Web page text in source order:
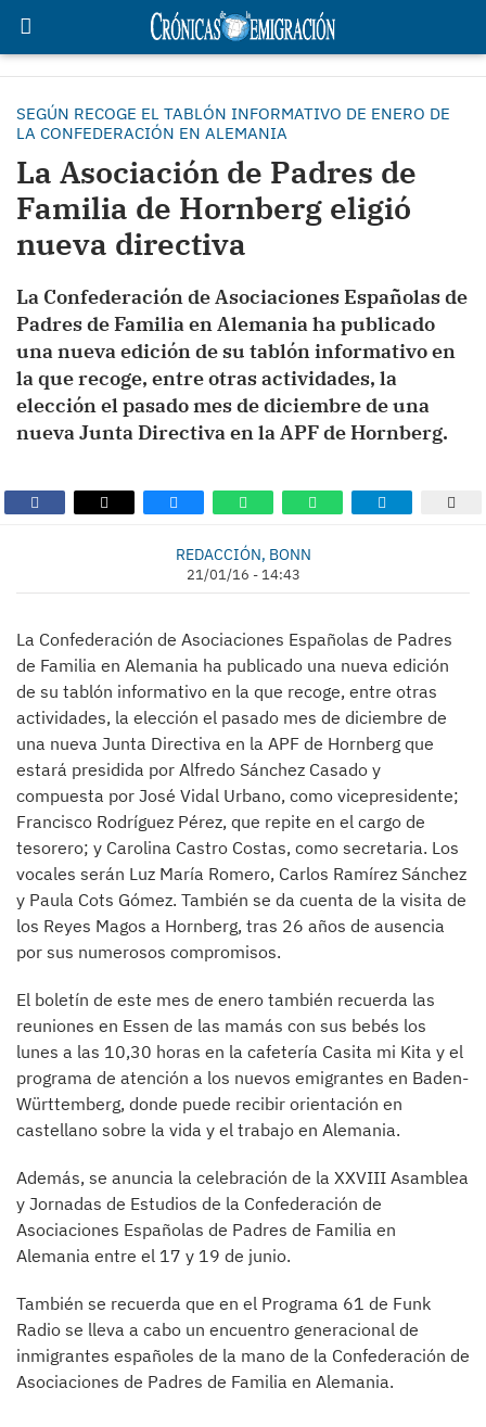
SEGÚN RECOGE EL TABLÓN INFORMATIVO DE ENERO DE
LA CONFEDERACIÓN EN ALEMANIA
La Asociación de Padres de
Familia de Hornberg eligió
nueva directiva
La Confederación de Asociaciones Españolas de
Padres de Familia en Alemania ha publicado
una nueva edición de su tablón informativo en
la que recoge, entre otras actividades, la
elección el pasado mes de diciembre de una
nueva Junta Directiva en la APF de Hornberg.
REDACCIÓN, BONN
21/01/16 - 14:43
La Confederación de Asociaciones Españolas de Padres
de Familia en Alemania ha publicado una nueva edición
de su tablón informativo en la que recoge, entre otras
actividades, la elección el pasado mes de diciembre de
una nueva Junta Directiva en la APF de Hornberg que
estará presidida por Alfredo Sánchez Casado y
compuesta por José Vidal Urbano, como vicepresidente;
Francisco Rodríguez Pérez, que repite en el cargo de
tesorero; y Carolina Castro Costas, como secretaria. Los
vocales serán Luz María Romero, Carlos Ramírez Sánchez
y Paula Cots Gómez. También se da cuenta de la visita de
los Reyes Magos a Hornberg, tras 26 años de ausencia
por sus numerosos compromisos.
El boletín de este mes de enero también recuerda las
reuniones en Essen de las mamás con sus bebés los
lunes a las 10,30 horas en la cafetería Casita mi Kita y el
programa de atención a los nuevos emigrantes en Baden-
Württemberg, donde puede recibir orientación en
castellano sobre la vida y el trabajo en Alemania.
Además, se anuncia la celebración de la XXVIII Asamblea
y Jornadas de Estudios de la Confederación de
Asociaciones Españolas de Padres de Familia en
Alemania entre el 17 y 19 de junio.
También se recuerda que en el Programa 61 de Funk
Radio se lleva a cabo un encuentro generacional de
inmigrantes españoles de la mano de la Confederación de
Asociaciones de Padres de Familia en Alemania.